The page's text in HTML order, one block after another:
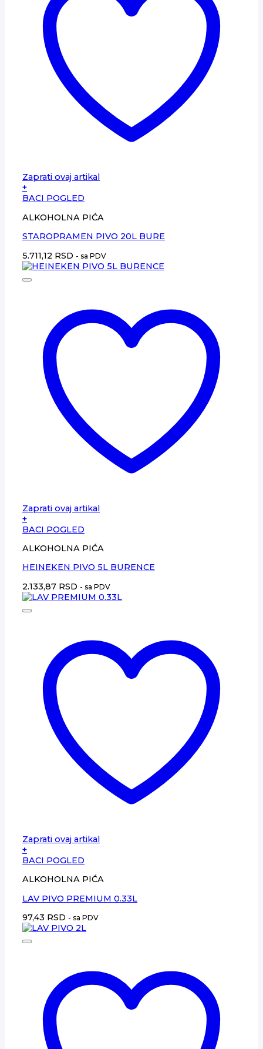
Zaprati ovaj artikal
+
BACI POGLED
ALKOHOLNA PIĆA
STAROPRAMEN PIVO 20L BURE
5.711,12 RSD - sa PDV
Zaprati ovaj artikal
+
BACI POGLED
ALKOHOLNA PIĆA
HEINEKEN PIVO 5L BURENCE
2.133,87 RSD - sa PDV
Zaprati ovaj artikal
+
BACI POGLED
ALKOHOLNA PIĆA
LAV PIVO PREMIUM 0.33L
97,43 RSD - sa PDV